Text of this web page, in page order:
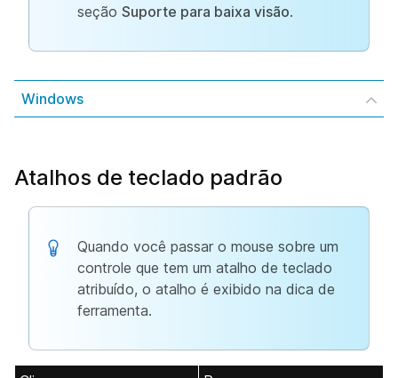
seção Suporte para baixa visão.
Windows
Atalhos de teclado padrão
Quando você passar o mouse sobre um
controle que tem um atalho de teclado
atribuído, o atalho é exibido na dica de
ferramenta.